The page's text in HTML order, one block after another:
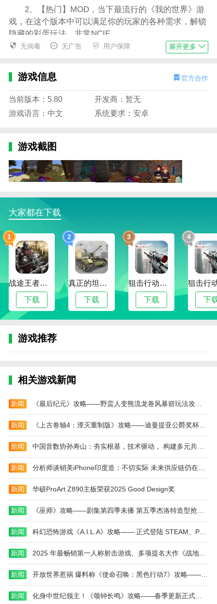
2、【热门】MOD，当下最流行的《我的世界》游
戏，在这个版本中可以满足你的玩家的各种需求，解锁
隐藏的彩蛋玩法，非常NCIE。
3、【免费】游戏保留完整版我的世界游戏内容，
并可对外开放。
4、【操作】作为一款沙盒手游，我的世界珍妮模
块绝对可以满足不同需求的玩家，给你全新的优质有趣
的新体验等着你。
1、和珍妮展开浪漫的故事，可以和珍妮一起对
话，也可以看到和大众玩家的对话。
2、探索新的旅行吧。在这里无尽的自由冒险会有
3、使用游戏提供的一些游戏道具，可以为玩家提
4、游戏玩家可以与游戏中的珍妮尽情交流，这将
带来很多乐趣。
我的世界珍妮模组魅魔包3.0直装版攻略
1、Jenny mod还包括一些额外的功能，例如：
2、珍妮将与攻击她的玩家战斗。
3、珍妮可以装备盔甲和武器。
4、珍妮可以通过用一只空手右键点击她来获得订
本站为您提供我的世界珍妮模组 魅魔包3.0直装版
的 手机游戏 ，欢迎大家记住本站网址，本站是您下载
安卓手游app最好的网站！
无病毒 无广告 用户保障 展开更多
游戏信息 官方合作
当前版本：5.80
开发商：暂无
游戏语言：中文
系统要求：安卓
游戏截图
大家都在下载
1
战途王者最新版
下载
2
真正的坦克大战
下载
3
狙击行动代号猎鹰最新版
下载
4
下
游戏推荐
相关游戏新闻
新闻 《最后纪元》攻略——野蛮人变熊流龙卷风暴箭玩法攻略分享
新闻 《上古卷轴4：湮灭重制版》攻略——迪曼提亚公爵奖杯成就攻略分享
新闻 中国音数协孙寿山：夯实根基，技术驱动， 构建多元共生新生态
新闻 分析师谈销美iPhone印度造：不切实际 未来供应链仍在中国
新闻 华硕ProArt Z890主板荣获2025 Good Design奖
新闻 《巫师》攻略——剧集第四季未播 第五季杰洛特造型抢先曝光
新闻 科幻恐怖游戏《A.I.L.A》攻略—— 正式登陆 STEAM、PS和 Xbox 平台！
新闻 2025 年最畅销第一人称射击游戏、多项提名大作《战地风云 6》攻略——开放特殊免费试玩活动
新闻 开放世界惹祸 爆料称《使命召唤：黑色行动7》攻略——战役模式拉跨
新闻 化身中世纪领主！《颂钟长鸣》攻略——春季更新正式上线，带来最真实中世纪体验